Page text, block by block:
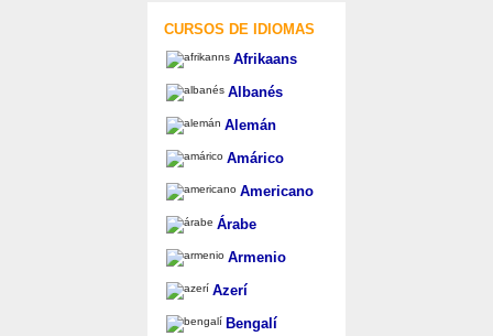
CURSOS DE IDIOMAS
Afrikaans
Albanés
Alemán
Amárico
Americano
Árabe
Armenio
Azerí
Bengalí